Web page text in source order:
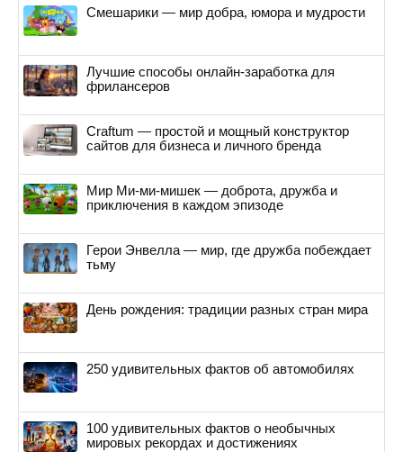
Смешарики — мир добра, юмора и мудрости
Лучшие способы онлайн-заработка для
фрилансеров
Craftum — простой и мощный конструктор
сайтов для бизнеса и личного бренда
Мир Ми-ми-мишек — доброта, дружба и
приключения в каждом эпизоде
Герои Энвелла — мир, где дружба побеждает
тьму
День рождения: традиции разных стран мира
250 удивительных фактов об автомобилях
100 удивительных фактов о необычных
мировых рекордах и достижениях